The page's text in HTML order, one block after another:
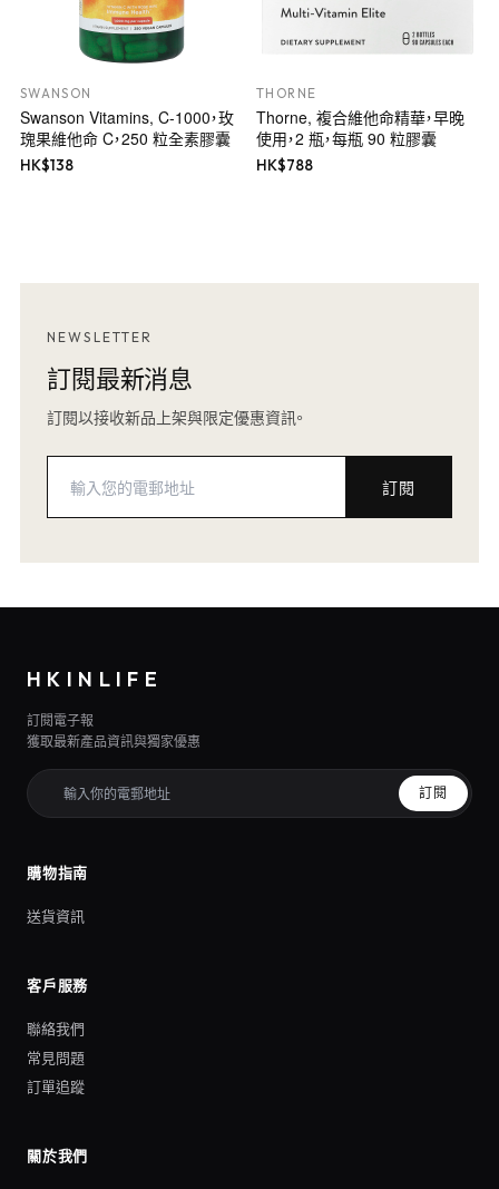
SWANSON
Swanson Vitamins, C-1000，玫
瑰果維他命 C，250 粒全素膠囊
HK$138
THORNE
Thorne, 複合維他命精華，早晚
使用，2 瓶，每瓶 90 粒膠囊
HK$788
NEWSLETTER
訂閱最新消息
訂閱以接收新品上架與限定優惠資訊。
訂閱
HKINLIFE
訂閱電子報
獲取最新產品資訊與獨家優惠
訂閱
購物指南
送貨資訊
客戶服務
聯絡我們
常見問題
訂單追蹤
關於我們